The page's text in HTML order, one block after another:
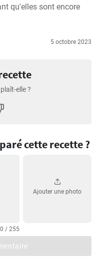
qu'elles sont encore
5 octobre 2023
elle ?
cette recette ?
0 / 255
Ajouter une photo